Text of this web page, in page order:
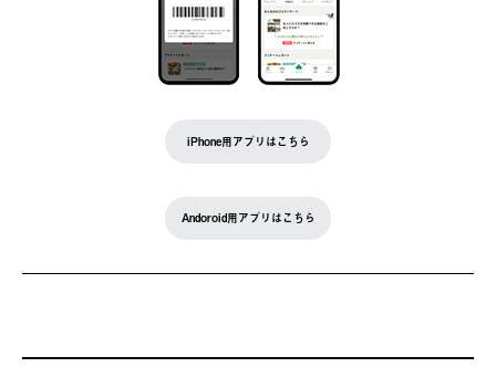
iPhone用アプリはこちら
Andoroid用アプリはこちら